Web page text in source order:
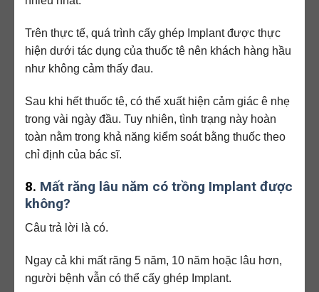
Trên thực tế, quá trình cấy ghép Implant được thực
hiện dưới tác dụng của thuốc tê nên khách hàng hầu
như không cảm thấy đau.
Sau khi hết thuốc tê, có thể xuất hiện cảm giác ê nhẹ
trong vài ngày đầu. Tuy nhiên, tình trạng này hoàn
toàn nằm trong khả năng kiểm soát bằng thuốc theo
chỉ định của bác sĩ.
8. Mất răng lâu năm có trồng Implant được
không?
Câu trả lời là có.
Ngay cả khi mất răng 5 năm, 10 năm hoặc lâu hơn,
người bệnh vẫn có thể cấy ghép Implant.